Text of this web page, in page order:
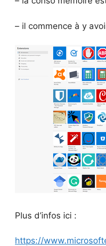
– il commence à y
Plus d’infos ici :
https://